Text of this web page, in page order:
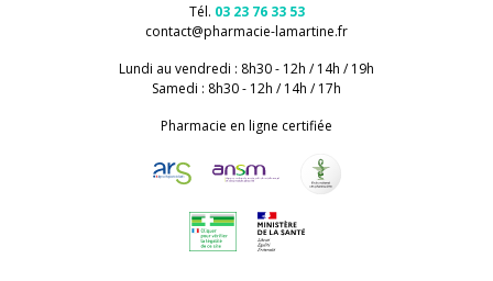
Tél. 03 23 76 33 53
contact@pharmacie-lamartine.fr
Lundi au vendredi : 8h30 - 12h / 14h / 19h
Samedi : 8h30 - 12h / 14h / 17h
Pharmacie en ligne certifiée